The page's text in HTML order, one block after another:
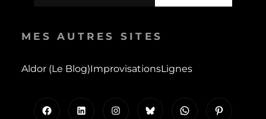
MES AUTRES SITES
Aldor (le Blog)ImprovisationsLignes
Instagram WhatsApp